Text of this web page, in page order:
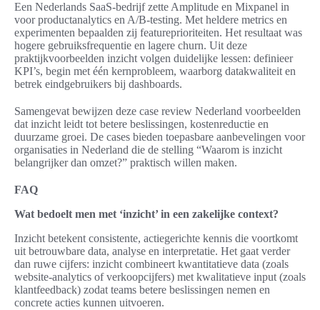
Een Nederlands SaaS-bedrijf zette Amplitude en Mixpanel in
voor productanalytics en A/B-testing. Met heldere metrics en
experimenten bepaalden zij featureprioriteiten. Het resultaat was
hogere gebruiksfrequentie en lagere churn. Uit deze
praktijkvoorbeelden inzicht volgen duidelijke lessen: definieer
KPI’s, begin met één kernprobleem, waarborg datakwaliteit en
betrek eindgebruikers bij dashboards.
Samengevat bewijzen deze case review Nederland voorbeelden
dat inzicht leidt tot betere beslissingen, kostenreductie en
duurzame groei. De cases bieden toepasbare aanbevelingen voor
organisaties in Nederland die de stelling “Waarom is inzicht
belangrijker dan omzet?” praktisch willen maken.
FAQ
Wat bedoelt men met ‘inzicht’ in een zakelijke context?
Inzicht betekent consistente, actiegerichte kennis die voortkomt
uit betrouwbare data, analyse en interpretatie. Het gaat verder
dan ruwe cijfers: inzicht combineert kwantitatieve data (zoals
website-analytics of verkoopcijfers) met kwalitatieve input (zoals
klantfeedback) zodat teams betere beslissingen nemen en
concrete acties kunnen uitvoeren.